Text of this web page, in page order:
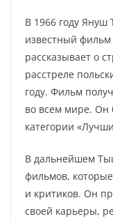
В 1966 году
известный фильм
рассказывает о
расстреле
году. Фильм
во всем мире. Он
категории
В дальнейшем
фильмов,
и критиков. Он
своей карьеры,